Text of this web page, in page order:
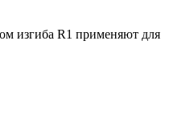
изгиба R1 применяют для